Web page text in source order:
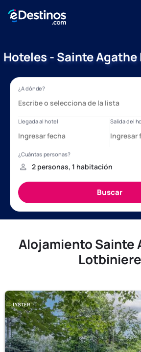
Hoteles - Sainte
Alojamiento Sainte
Lotbiniere
LYSTER